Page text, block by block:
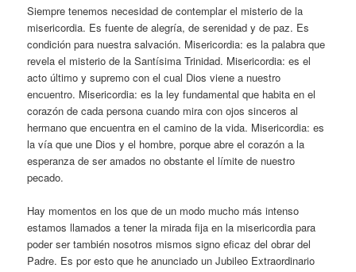
Siempre tenemos necesidad de contemplar el misterio de la
misericordia. Es fuente de alegría, de serenidad y de paz. Es
condición para nuestra salvación. Misericordia: es la palabra que
revela el misterio de la Santísima Trinidad. Misericordia: es el
acto último y supremo con el cual Dios viene a nuestro
encuentro. Misericordia: es la ley fundamental que habita en el
corazón de cada persona cuando mira con ojos sinceros al
hermano que encuentra en el camino de la vida. Misericordia: es
la vía que une Dios y el hombre, porque abre el corazón a la
esperanza de ser amados no obstante el límite de nuestro
pecado.
Hay momentos en los que de un modo mucho más intenso
estamos llamados a tener la mirada fija en la misericordia para
poder ser también nosotros mismos signo eficaz del obrar del
Padre. Es por esto que he anunciado un Jubileo Extraordinario